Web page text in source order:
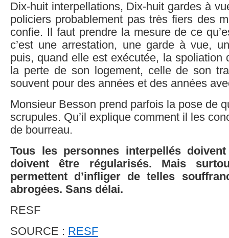
Dix-huit interpellations, Dix-huit gardes à
policiers probablement pas très fiers des
confie. Il faut prendre la mesure de ce
c’est une arrestation, une garde à vue,
puis, quand elle est exécutée, la spoliation
la perte de son logement, celle de son
souvent pour des années et des années
Monsieur Besson prend parfois la pose de
scrupules. Qu’il explique comment il les
de bourreau.
Tous les personnes interpellés
doivent être régularisés. Mais
permettent d’infliger de telles
abrogées. Sans délai.
RESF
SOURCE : RESF